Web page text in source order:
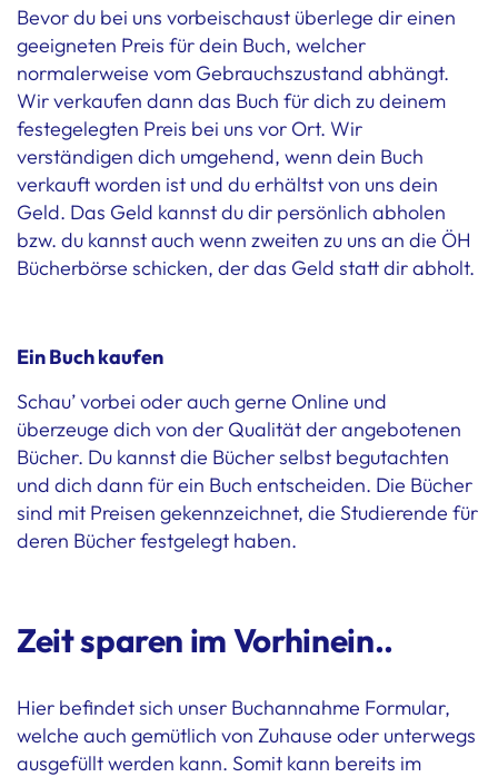
Bevor du bei uns vorbeischaust überlege dir einen
geeigneten Preis für dein Buch, welcher
normalerweise vom Gebrauchszustand abhängt.
Wir verkaufen dann das Buch für dich zu deinem
festegelegten Preis bei uns vor Ort. Wir
verständigen dich umgehend, wenn dein Buch
verkauft worden ist und du erhältst von uns dein
Geld. Das Geld kannst du dir persönlich abholen
bzw. du kannst auch wenn zweiten zu uns an die ÖH
Bücherbörse schicken, der das Geld statt dir abholt.
Ein Buch kaufen
Schau’ vorbei oder auch gerne Online und
überzeuge dich von der Qualität der angebotenen
Bücher. Du kannst die Bücher selbst begutachten
und dich dann für ein Buch entscheiden. Die Bücher
sind mit Preisen gekennzeichnet, die Studierende für
deren Bücher festgelegt haben.
Zeit sparen im Vorhinein..
Hier befindet sich unser Buchannahme Formular,
welche auch gemütlich von Zuhause oder unterwegs
ausgefüllt werden kann. Somit kann bereits im